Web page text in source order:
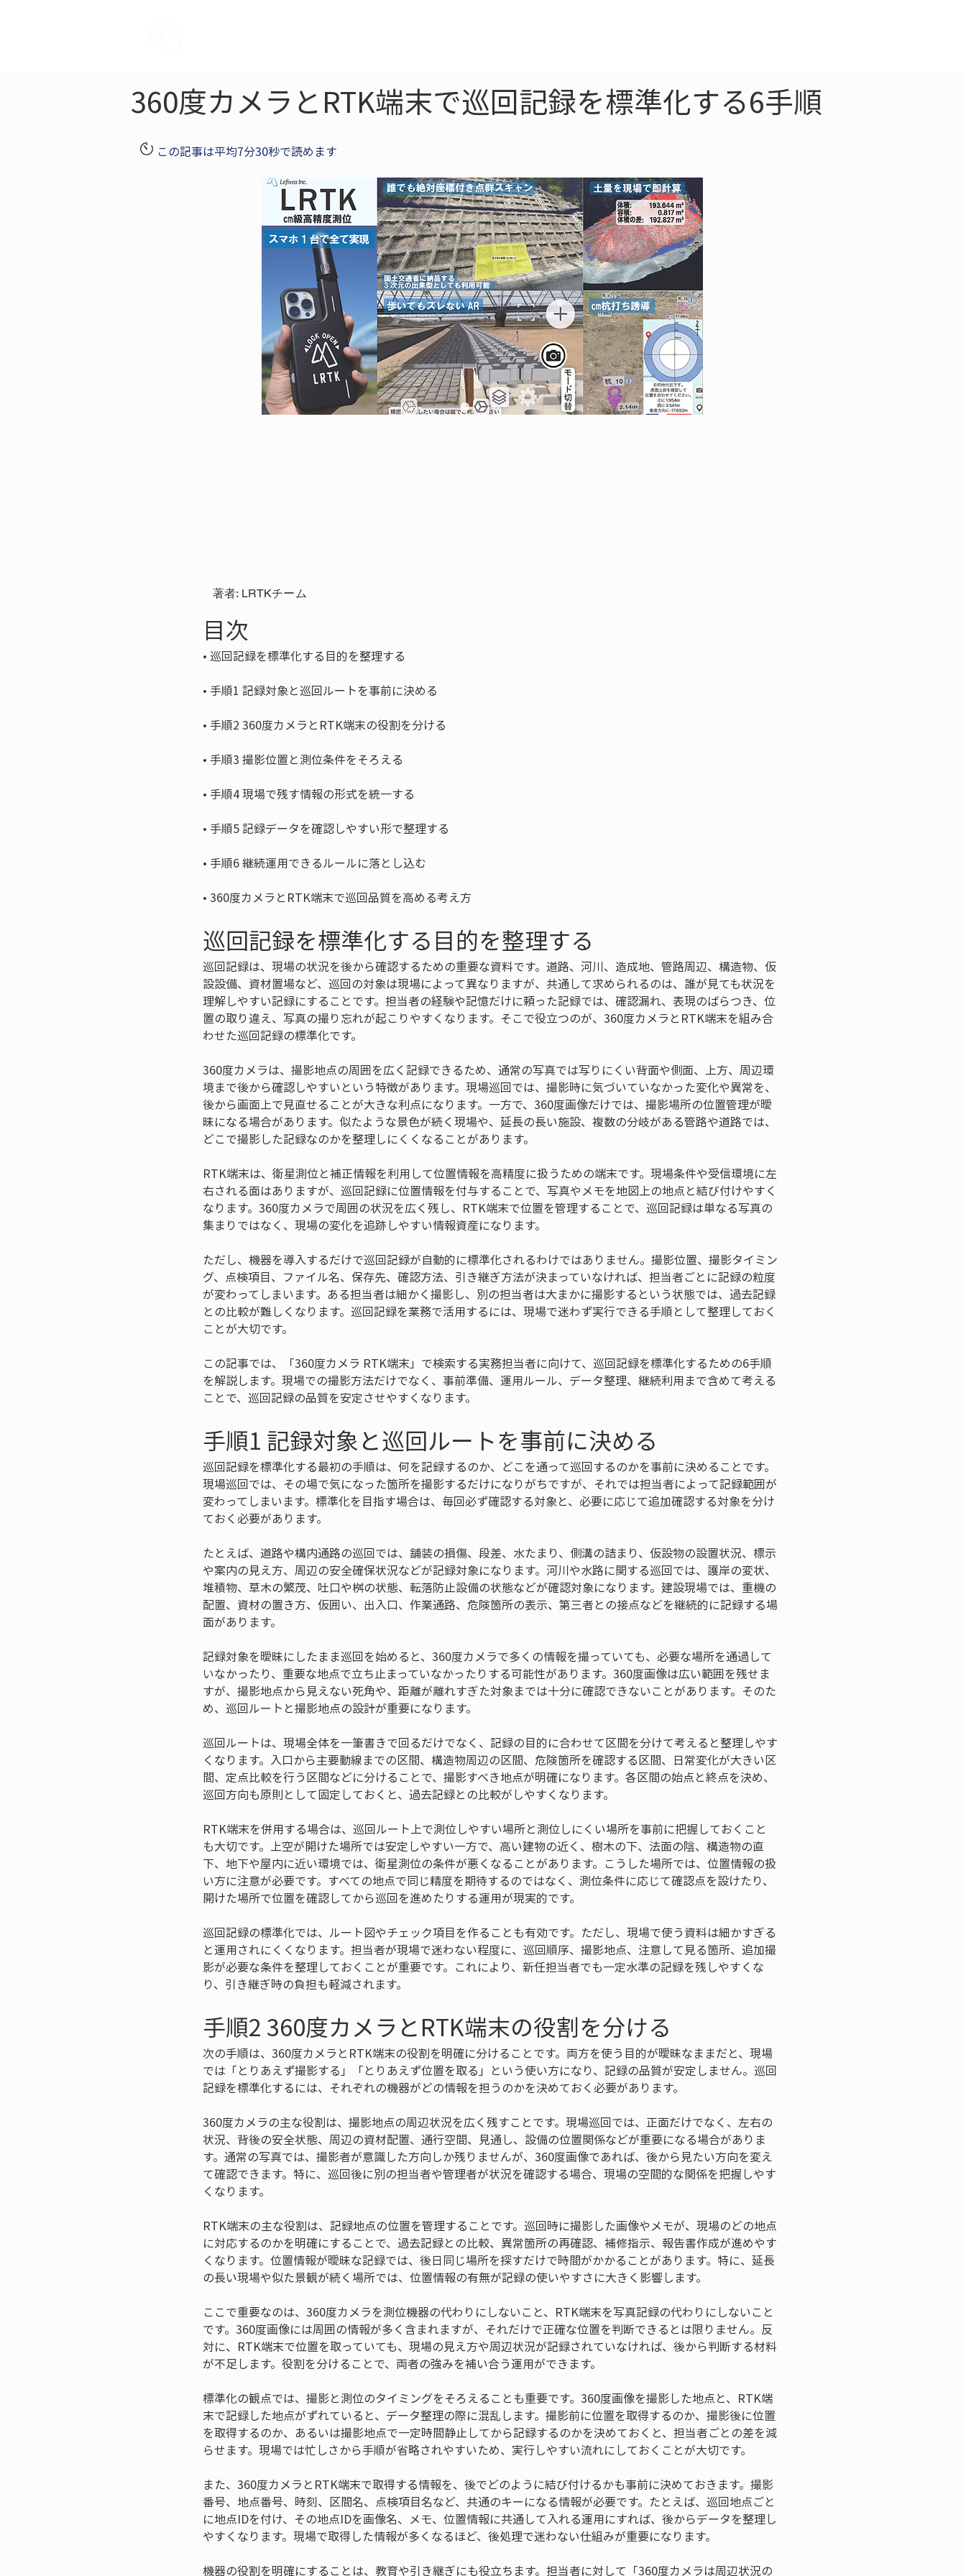
360度カメラとRTK端末で巡回記録を標準化する6手順
この記事は平均7分30秒で読めます
著者: LRTKチーム
目次
•
•
•
•
•
•
•
• 360度カメラとRTK端末で巡回品質を高める考え方
巡回記録を標準化する目的を整理する
巡回記録は、現場の状況を後から確認するための重要な資料です。道路、河川、造成地、管路周辺、構造物、仮
設設備、資材置場など、巡回の対象は現場によって異なりますが、共通して求められるのは、誰が見ても状況を
理解しやすい記録にすることです。担当者の経験や記憶だけに頼った記録では、確認漏れ、表現のばらつき、位
置の取り違え、写真の撮り忘れが起こりやすくなります。そこで役立つのが、360度カメラとRTK端末を組み合
わせた巡回記録の標準化です。
360度カメラは、撮影地点の周囲を広く記録できるため、通常の写真では写りにくい背面や側面、上方、周辺環
境まで後から確認しやすいという特徴があります。現場巡回では、撮影時に気づいていなかった変化や異常を、
後から画面上で見直せることが大きな利点になります。一方で、360度画像だけでは、撮影場所の位置管理が曖
昧になる場合があります。似たような景色が続く現場や、延長の長い施設、複数の分岐がある管路や道路では、
どこで撮影した記録なのかを整理しにくくなることがあります。
RTK端末は、衛星測位と補正情報を利用して位置情報を高精度に扱うための端末です。現場条件や受信環境に左
右される面はありますが、巡回記録に位置情報を付与することで、写真やメモを地図上の地点と結び付けやすく
なります。360度カメラで周囲の状況を広く残し、RTK端末で位置を管理することで、巡回記録は単なる写真の
集まりではなく、現場の変化を追跡しやすい情報資産になります。
ただし、機器を導入するだけで巡回記録が自動的に標準化されるわけではありません。撮影位置、撮影タイミン
グ、点検項目、ファイル名、保存先、確認方法、引き継ぎ方法が決まっていなければ、担当者ごとに記録の粒度
が変わってしまいます。ある担当者は細かく撮影し、別の担当者は大まかに撮影するという状態では、過去記録
との比較が難しくなります。巡回記録を業務で活用するには、現場で迷わず実行できる手順として整理しておく
ことが大切です。
この記事では、「360度カメラ RTK端末」で検索する実務担当者に向けて、巡回記録を標準化するための6手順
を解説します。現場での撮影方法だけでなく、事前準備、運用ルール、データ整理、継続利用まで含めて考える
ことで、巡回記録の品質を安定させやすくなります。
手順1 記録対象と巡回ルートを事前に決める
巡回記録を標準化する最初の手順は、何を記録するのか、どこを通って巡回するのかを事前に決めることです。
現場巡回では、その場で気になった箇所を撮影するだけになりがちですが、それでは担当者によって記録範囲が
変わってしまいます。標準化を目指す場合は、毎回必ず確認する対象と、必要に応じて追加確認する対象を分け
ておく必要があります。
たとえば、道路や構内通路の巡回では、舗装の損傷、段差、水たまり、側溝の詰まり、仮設物の設置状況、標示
や案内の見え方、周辺の安全確保状況などが記録対象になります。河川や水路に関する巡回では、護岸の変状、
堆積物、草木の繁茂、吐口や桝の状態、転落防止設備の状態などが確認対象になります。建設現場では、重機の
配置、資材の置き方、仮囲い、出入口、作業通路、危険箇所の表示、第三者との接点などを継続的に記録する場
面があります。
記録対象を曖昧にしたまま巡回を始めると、360度カメラで多くの情報を撮っていても、必要な場所を通過して
いなかったり、重要な地点で立ち止まっていなかったりする可能性があります。360度画像は広い範囲を残せま
すが、撮影地点から見えない死角や、距離が離れすぎた対象までは十分に確認できないことがあります。そのた
め、巡回ルートと撮影地点の設計が重要になります。
巡回ルートは、現場全体を一筆書きで回るだけでなく、記録の目的に合わせて区間を分けて考えると整理しやす
くなります。入口から主要動線までの区間、構造物周辺の区間、危険箇所を確認する区間、日常変化が大きい区
間、定点比較を行う区間などに分けることで、撮影すべき地点が明確になります。各区間の始点と終点を決め、
巡回方向も原則として固定しておくと、過去記録との比較がしやすくなります。
RTK端末を併用する場合は、巡回ルート上で測位しやすい場所と測位しにくい場所を事前に把握しておくこと
も大切です。上空が開けた場所では安定しやすい一方で、高い建物の近く、樹木の下、法面の陰、構造物の直
下、地下や屋内に近い環境では、衛星測位の条件が悪くなることがあります。こうした場所では、位置情報の扱
い方に注意が必要です。すべての地点で同じ精度を期待するのではなく、測位条件に応じて確認点を設けたり、
開けた場所で位置を確認してから巡回を進めたりする運用が現実的です。
巡回記録の標準化では、ルート図やチェック項目を作ることも有効です。ただし、現場で使う資料は細かすぎる
と運用されにくくなります。担当者が現場で迷わない程度に、巡回順序、撮影地点、注意して見る箇所、追加撮
影が必要な条件を整理しておくことが重要です。これにより、新任担当者でも一定水準の記録を残しやすくな
り、引き継ぎ時の負担も軽減されます。
手順2 360度カメラとRTK端末の役割を分ける
次の手順は、360度カメラとRTK端末の役割を明確に分けることです。両方を使う目的が曖昧なままだと、現場
では「とりあえず撮影する」「とりあえず位置を取る」という使い方になり、記録の品質が安定しません。巡回
記録を標準化するには、それぞれの機器がどの情報を担うのかを決めておく必要があります。
360度カメラの主な役割は、撮影地点の周辺状況を広く残すことです。現場巡回では、正面だけでなく、左右の
状況、背後の安全状態、周辺の資材配置、通行空間、見通し、設備の位置関係などが重要になる場合がありま
す。通常の写真では、撮影者が意識した方向しか残りませんが、360度画像であれば、後から見たい方向を変え
て確認できます。特に、巡回後に別の担当者や管理者が状況を確認する場合、現場の空間的な関係を把握しやす
くなります。
RTK端末の主な役割は、記録地点の位置を管理することです。巡回時に撮影した画像やメモが、現場のどの地点
に対応するのかを明確にすることで、過去記録との比較、異常箇所の再確認、補修指示、報告書作成が進めやす
くなります。位置情報が曖昧な記録では、後日同じ場所を探すだけで時間がかかることがあります。特に、延長
の長い現場や似た景観が続く場所では、位置情報の有無が記録の使いやすさに大きく影響します。
ここで重要なのは、360度カメラを測位機器の代わりにしないこと、RTK端末を写真記録の代わりにしないこと
です。360度画像には周囲の情報が多く含まれますが、それだけで正確な位置を判断できるとは限りません。反
対に、RTK端末で位置を取っていても、現場の見え方や周辺状況が記録されていなければ、後から判断する材料
が不足します。役割を分けることで、両者の強みを補い合う運用ができます。
標準化の観点では、撮影と測位のタイミングをそろえることも重要です。360度画像を撮影した地点と、RTK端
末で記録した地点がずれていると、データ整理の際に混乱します。撮影前に位置を取得するのか、撮影後に位置
を取得するのか、あるいは撮影地点で一定時間静止してから記録するのかを決めておくと、担当者ごとの差を減
らせます。現場では忙しさから手順が省略されやすいため、実行しやすい流れにしておくことが大切です。
また、360度カメラとRTK端末で取得する情報を、後でどのように結び付けるかも事前に決めておきます。撮影
番号、地点番号、時刻、区間名、点検項目名など、共通のキーになる情報が必要です。たとえば、巡回地点ごと
に地点IDを付け、その地点IDを画像名、メモ、位置情報に共通して入れる運用にすれば、後からデータを整理し
やすくなります。現場で取得した情報が多くなるほど、後処理で迷わない仕組みが重要になります。
機器の役割を明確にすることは、教育や引き継ぎにも役立ちます。担当者に対して「360度カメラは周辺状況の